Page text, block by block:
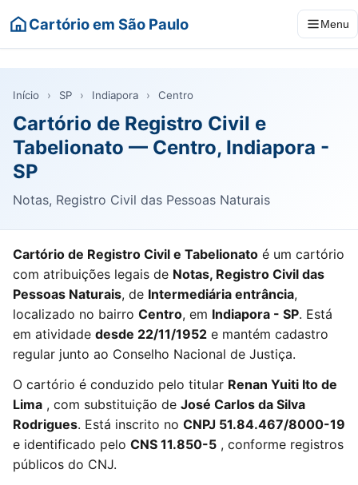
Cartório em São Paulo Menu
Início › SP › Indiapora › Centro
Cartório de Registro Civil e
Tabelionato — Centro, Indiapora -
SP
Notas, Registro Civil das Pessoas Naturais
Cartório de Registro Civil e Tabelionato é um cartório
com atribuições legais de Notas, Registro Civil das
Pessoas Naturais, de Intermediária entrância,
localizado no bairro Centro, em Indiapora - SP. Está
em atividade desde 22/11/1952 e mantém cadastro
regular junto ao Conselho Nacional de Justiça.
O cartório é conduzido pelo titular Renan Yuiti Ito de
Lima , com substituição de José Carlos da Silva
Rodrigues. Está inscrito no CNPJ 51.84.467/8000-19
e identificado pelo CNS 11.850-5 , conforme registros
públicos do CNJ.